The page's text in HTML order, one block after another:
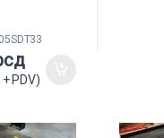
+ PDV)